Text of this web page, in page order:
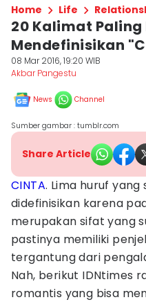
Home Life
20 Kalimat
Mendefinisikan
08 Mar 2016, 19:20 WIB
Akbar Pangestu
News Channel
Sumber gambar : tumblr.com
Share Article
CINTA. Lima huruf
didefinisikan karena
merupakan sifat yang
pastinya memiliki
tergantung dari
Nah, berikut IDNtimes
romantis yang bisa